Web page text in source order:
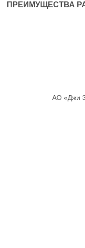
ПРЕИМУЩЕСТВА
АО «Джи